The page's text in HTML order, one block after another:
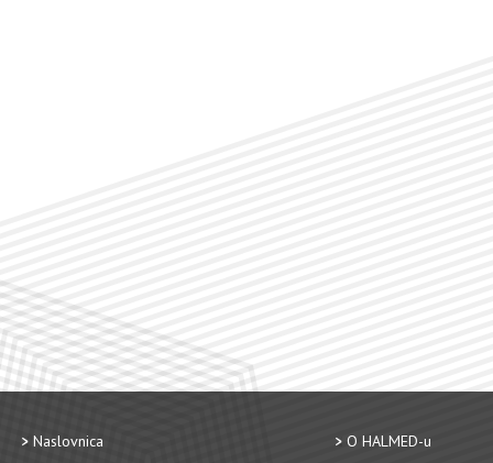
Naslovnica
O HALMED-u